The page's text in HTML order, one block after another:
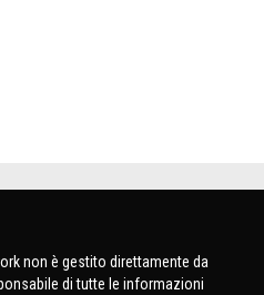
non è gestito direttamente da
di tutte le informazioni